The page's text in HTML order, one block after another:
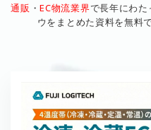
通販 ・EC物流業界で長年にわ
ウをまとめた資料を無料